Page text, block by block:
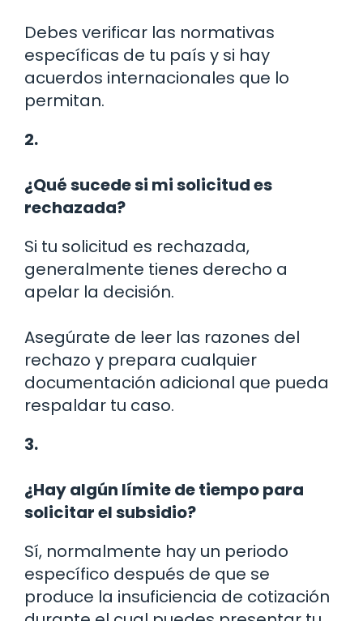
Debes verificar las normativas
específicas de tu país y si hay
acuerdos internacionales que lo
permitan.
2.
¿Qué sucede si mi solicitud es
rechazada?
Si tu solicitud es rechazada,
generalmente tienes derecho a
apelar la decisión.
Asegúrate de leer las razones del
rechazo y prepara cualquier
documentación adicional que pueda
respaldar tu caso.
3.
¿Hay algún límite de tiempo para
solicitar el subsidio?
Sí, normalmente hay un periodo
específico después de que se
produce la insuficiencia de cotización